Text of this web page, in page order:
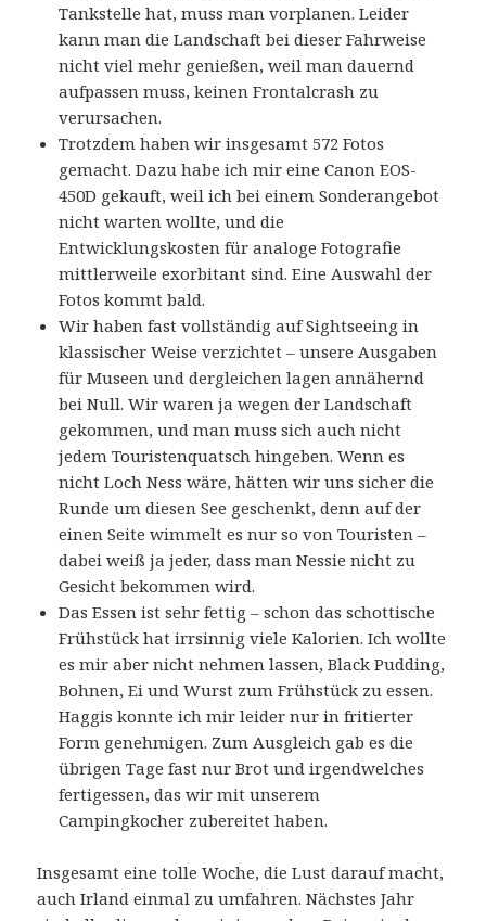
Tankstelle hat, muss man vorplanen. Leider
kann man die Landschaft bei dieser Fahrweise
nicht viel mehr genießen, weil man dauernd
aufpassen muss, keinen Frontalcrash zu
verursachen.
Trotzdem haben wir insgesamt 572 Fotos
gemacht. Dazu habe ich mir eine Canon EOS-
450D gekauft, weil ich bei einem Sonderangebot
nicht warten wollte, und die
Entwicklungskosten für analoge Fotografie
mittlerweile exorbitant sind. Eine Auswahl der
Fotos kommt bald.
Wir haben fast vollständig auf Sightseeing in
klassischer Weise verzichtet – unsere Ausgaben
für Museen und dergleichen lagen annähernd
bei Null. Wir waren ja wegen der Landschaft
gekommen, und man muss sich auch nicht
jedem Touristenquatsch hingeben. Wenn es
nicht Loch Ness wäre, hätten wir uns sicher die
Runde um diesen See geschenkt, denn auf der
einen Seite wimmelt es nur so von Touristen –
dabei weiß ja jeder, dass man Nessie nicht zu
Gesicht bekommen wird.
Das Essen ist sehr fettig – schon das schottische
Frühstück hat irrsinnig viele Kalorien. Ich wollte
es mir aber nicht nehmen lassen, Black Pudding,
Bohnen, Ei und Wurst zum Frühstück zu essen.
Haggis konnte ich mir leider nur in fritierter
Form genehmigen. Zum Ausgleich gab es die
übrigen Tage fast nur Brot und irgendwelches
fertigessen, das wir mit unserem
Campingkocher zubereitet haben.
Insgesamt eine tolle Woche, die Lust darauf macht,
auch Irland einmal zu umfahren. Nächstes Jahr